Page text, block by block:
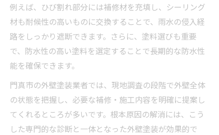
例えば、ひび割れ部分には補修材を充填し、シーリング
材も耐候性の高いものに交換することで、雨水の侵入経
路をしっかり遮断できます。さらに、塗料選びも重要
で、防水性の高い塗料を選定することで長期的な防水性
能を確保できます。
門真市の外壁塗装業者では、現地調査の段階で外壁全体
の状態を把握し、必要な補修・施工内容を明確に提案し
てくれるところが多いです。根本原因の解消には、こう
した専門的な診断と一体となった外壁塗装が効果的で